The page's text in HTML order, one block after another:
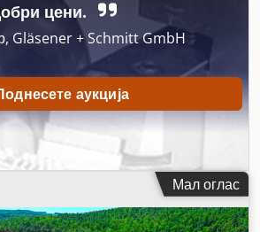
цени.
Gläsener + Schmitt GmbH
аукција
Мал оглас